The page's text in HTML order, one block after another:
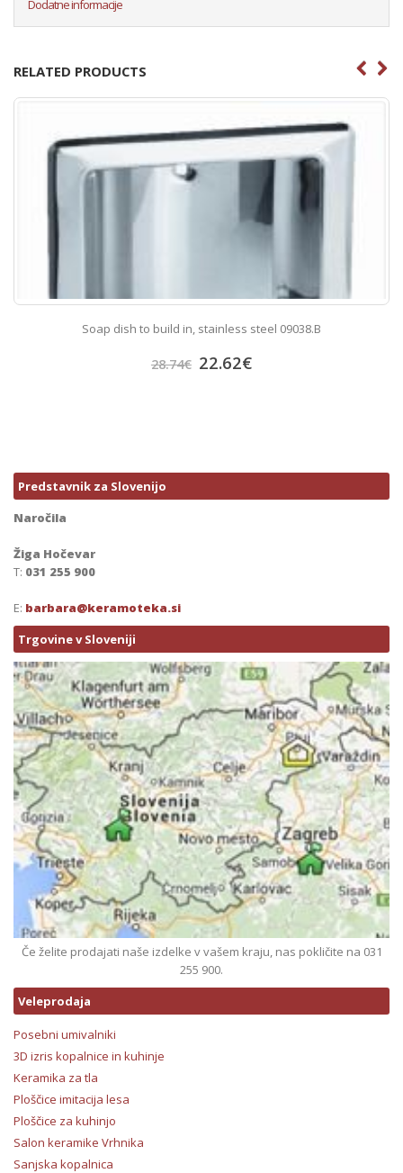
Dodatne informacije
RELATED PRODUCTS
Soap dish to build in, stainless steel 09038.B
28.74€ 22.62€
Predstavnik za Slovenijo
Naročila
Žiga Hočevar
T: 031 255 900
E: barbara@keramoteka.si
Trgovine v Sloveniji
Če želite prodajati naše izdelke v vašem kraju, nas pokličite na 031
255 900.
Veleprodaja
Posebni umivalniki
3D izris kopalnice in kuhinje
Keramika za tla
Ploščice imitacija lesa
Ploščice za kuhinjo
Salon keramike Vrhnika
Sanjska kopalnica